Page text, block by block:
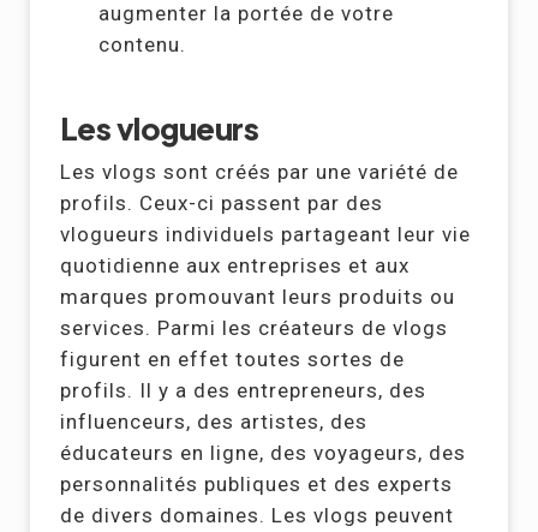
augmenter la portée de votre
contenu.
Les vlogueurs
Les vlogs sont créés par une variété de
profils. Ceux-ci passent par des
vlogueurs individuels partageant leur vie
quotidienne aux entreprises et aux
marques promouvant leurs produits ou
services. Parmi les créateurs de vlogs
figurent en effet toutes sortes de
profils. Il y a des entrepreneurs, des
influenceurs, des artistes, des
éducateurs en ligne, des voyageurs, des
personnalités publiques et des experts
de divers domaines. Les vlogs peuvent